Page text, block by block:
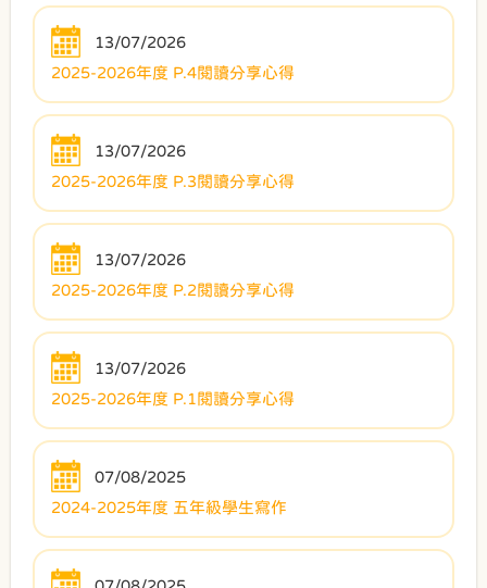
13/07/2026
2025-2026年度 P.4閱讀分享心得
13/07/2026
2025-2026年度 P.3閱讀分享心得
13/07/2026
2025-2026年度 P.2閱讀分享心得
13/07/2026
2025-2026年度 P.1閱讀分享心得
07/08/2025
2024-2025年度 五年級學生寫作